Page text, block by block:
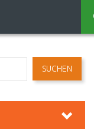
SUCHEN